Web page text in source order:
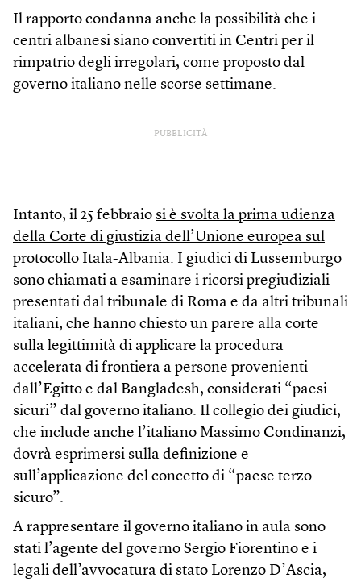
Il rapporto condanna anche la possibilità che i
centri albanesi siano convertiti in Centri per il
rimpatrio degli irregolari, come proposto dal
governo italiano nelle scorse settimane.
PUBBLICITÀ
Intanto, il 25 febbraio si è svolta la prima udienza
della Corte di giustizia dell’Unione europea sul
protocollo Itala-Albania. I giudici di Lussemburgo
sono chiamati a esaminare i ricorsi pregiudiziali
presentati dal tribunale di Roma e da altri tribunali
italiani, che hanno chiesto un parere alla corte
sulla legittimità di applicare la procedura
accelerata di frontiera a persone provenienti
dall’Egitto e dal Bangladesh, considerati “paesi
sicuri” dal governo italiano. Il collegio dei giudici,
che include anche l’italiano Massimo Condinanzi,
dovrà esprimersi sulla definizione e
sull’applicazione del concetto di “paese terzo
sicuro”.
A rappresentare il governo italiano in aula sono
stati l’agente del governo Sergio Fiorentino e i
legali dell’avvocatura di stato Lorenzo D’Ascia,